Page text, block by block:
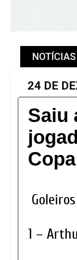
NOTÍCIAS
24 DE
Saiu
Goleiros
1 –